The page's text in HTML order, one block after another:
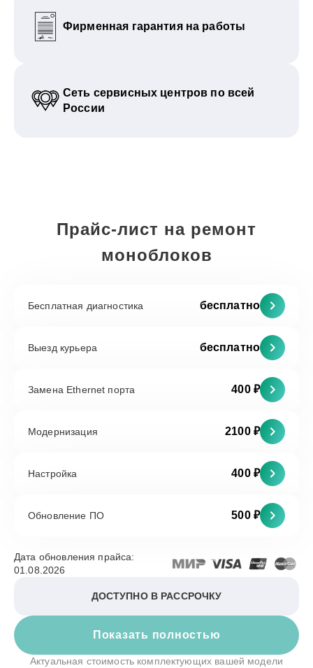
Фирменная гарантия на работы
Сеть сервисных центров по всей
России
Прайс-лист на ремонт
моноблоков
Бесплатная диагностика бесплатно
Выезд курьера бесплатно
Замена Ethernet порта 400 ₽
Модернизация 2100 ₽
Настройка 400 ₽
Обновление ПО 500 ₽
Показать полностью
Дата обновления прайса:
01.08.2026
ДОСТУПНО В РАССРОЧКУ
Актуальная стоимость комплектующих вашей модели